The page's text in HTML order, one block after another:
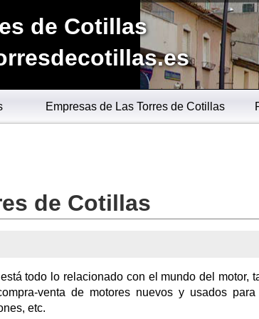
de Cotillas
Empresas de Las Torres de Cotillas
de Cotillas
todo lo relacionado con el mundo del motor,
venta de motores nuevos y usados
etc.